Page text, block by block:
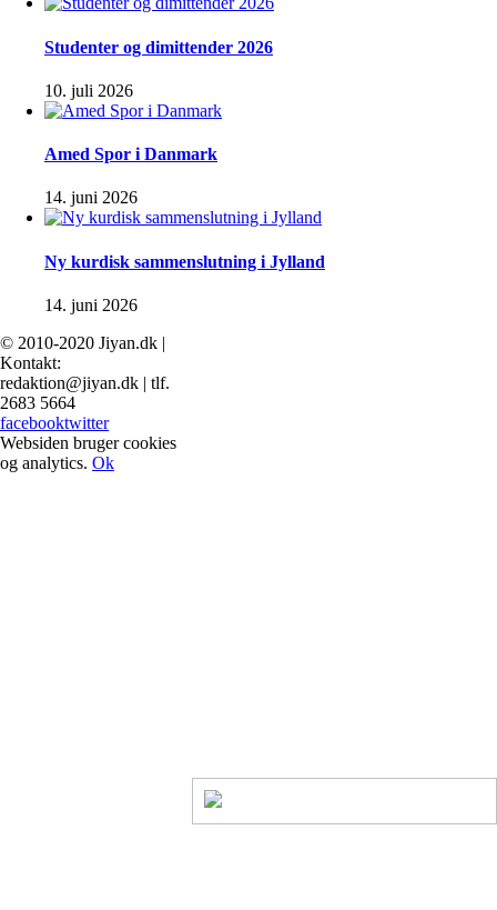
Studenter og dimittender 2026
10. juli 2026
Amed Spor i Danmark
14. juni 2026
Ny kurdisk sammenslutning i Jylland
14. juni 2026
© 2010-2020 Jiyan.dk |
Kontakt:
redaktion@jiyan.dk | tlf.
2683 5664
facebooktwitter
Websiden bruger cookies
og analytics. Ok